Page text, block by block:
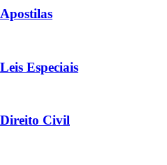
Apostilas
Leis Especiais
Direito Civil